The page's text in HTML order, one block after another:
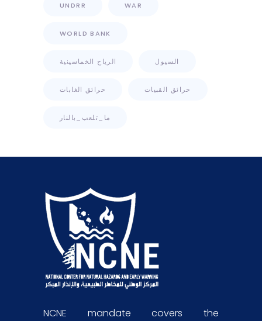
UNDRR WAR
WORLD BANK
الرياح الخماسينية السيول
حرائق الغابات حرائق القبيات
ما_تلعب_بالنار
NCNE mandate covers the